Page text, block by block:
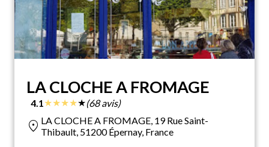
LA CLOCHE A FROMAGE
4.1 ★★★★★(68 avis)
location_on LA CLOCHE A FROMAGE, 19 Rue Saint-
Thibault, 51200 Épernay, France